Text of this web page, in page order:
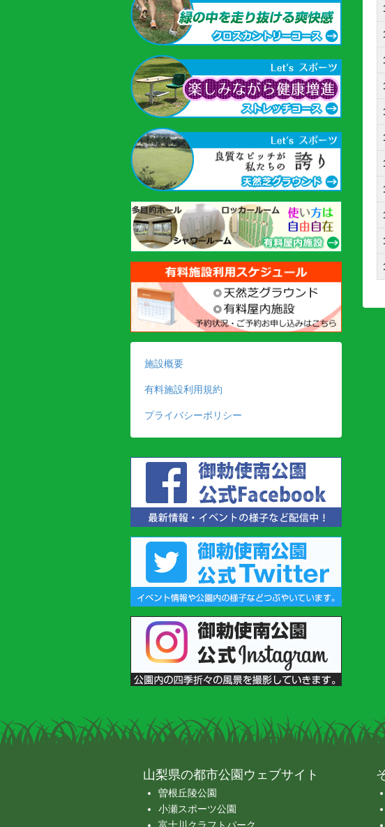
施設概要
有料施設利用規約
プライバシーポリシー
山梨県の都市公園ウェブサイト
曽根丘陵公園
小瀬スポーツ公園